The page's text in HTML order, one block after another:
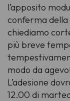
l’apposito
conferma
chiediamo
più breve
modo da
L’adesione
12.00 di